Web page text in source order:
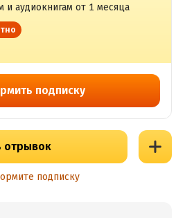
и аудиокнигам от 1 месяца
подписку
отрывок
подписку